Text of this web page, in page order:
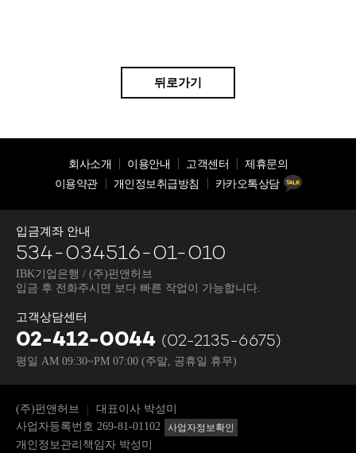
뒤로가기
회사소개 이용안내 고객센터
제휴문의
이용약관
개인정보취급방침 카카오톡상담
입금계좌 안내
534-034516-01-010
IBK기업은행 / (주)펀앤허브
입금 후 전화주시면 보다 빠른 작업이 가능합니다.
고객상담센터
02-412-0044 (02-2135-6675)
평일 AM 09:30~PM 07:00 (주말, 공휴일 휴무)
(주)펀앤허브
대표이사 박성미
사업자등록번호 269-81-01102
사업자정보확인
개인정보관리책임자 박성미